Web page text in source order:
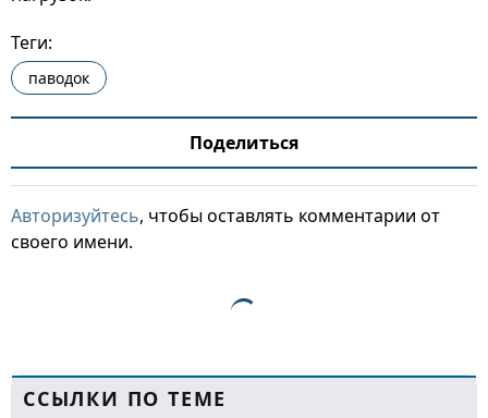
Теги:
паводок
Поделиться
Авторизуйтесь, чтобы оставлять комментарии от
своего имени.
ССЫЛКИ ПО ТЕМЕ